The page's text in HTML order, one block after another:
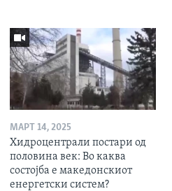
МАРТ 14, 2025
Хидроцентрали постари од
половина век: Во каква
состојба е македонскиот
енергетски систем?